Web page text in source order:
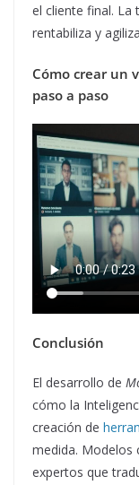
el cliente final. La
rentabiliza y
Cómo crear un
paso a paso
Conclusión
El desarrollo de
cómo la
creación de
medida. Modelos
expertos que